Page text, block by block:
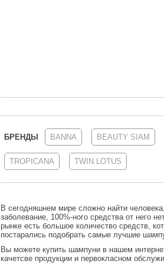
БРЕНДЫ BANNA BEAUTY SIAM
TROPICANA TWIN LOTUS
В сегодняшнем мире сложно найти
заболевание, 100%-ного средства от него
рынке есть большое количество средств,
постарались подобрать самые лучшие
Вы можете купить шампуни в нашем
качетсве продукции и первокласном